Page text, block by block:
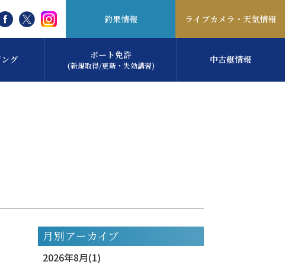
釣果情報 ライブカメラ・ 天気情報
グ ボート免許
(新規取得/更新・失効講習) 中古艇情報
月別アーカイブ
2026年8月(1)